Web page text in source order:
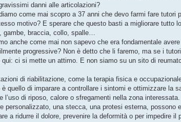
danni alle articolazioni?
come mai scopro a 37 anni che devo farmi fare tutori
motivo? E sperare che questo basti a migliorare tutto
gambe, braccia, collo, spalle…
anche come mai non sapevo che era fondamentale
progressive? Non è detto che li faremo, ma se i
qui: ci si mette un attimo. E non siamo su un sito di
di riabilitazione, come la terapia fisica e
è quello di imparare a controllare i sintomi e ottimizzare la
l’uso di riposo, calore o sfregamenti nella zona interessata.
personalizzato, una stecca, una protesi esterna,
a ridurre il dolore, prevenire la deformità o per impedire